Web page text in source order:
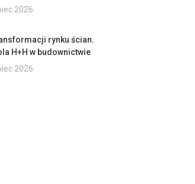
2026
rynku ścian.
H+H w budownictwie
2026